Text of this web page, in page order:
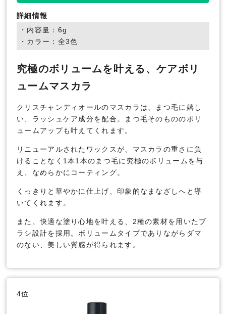
詳細情報
・内容量：6g
・カラー：全3色
究極のボリュームを叶える、ケアボリ
ュームマスカラ
クリスチャンディオールのマスカラは、まつ毛に嬉し
い、ラッシュケア成分を配合。まつ毛そのもののボリ
ュームアップも叶えてくれます。
リニューアルされたワックスが、マスカラの重さに負
けることなく1本1本のまつ毛に究極のボリュームを与
え、なめらかにコーティング。
くっきりと華やかに仕上げ、印象的なまなざしへと導
いてくれます。
また、快適な塗り心地を叶える、2種の素材を用いたブ
ラシ設計を採用。ボリュームタイプでありながらダマ
のない、美しい質感が得られます。
4位